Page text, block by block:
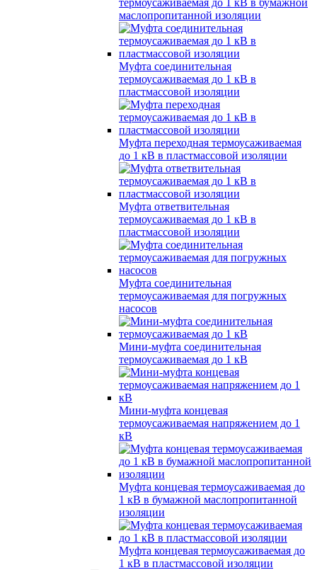
термоусаживаемая до 1 кВ в бумажной
маслопропитанной изоляции
Муфта соединительная
термоусаживаемая до 1 кВ в
пластмассовой изоляции
Муфта переходная термоусаживаемая
до 1 кВ в пластмассовой изоляции
Муфта ответвительная
термоусаживаемая до 1 кВ в
пластмассовой изоляции
Муфта соединительная
термоусаживаемая для погружных
насосов
Мини-муфта соединительная
термоусаживаемая до 1 кВ
Мини-муфта концевая
термоусаживаемая напряжением до 1
кВ
Муфта концевая термоусаживаемая до
1 кВ в бумажной маслопропитанной
изоляции
Муфта концевая термоусаживаемая до
1 кВ в пластмассовой изоляции